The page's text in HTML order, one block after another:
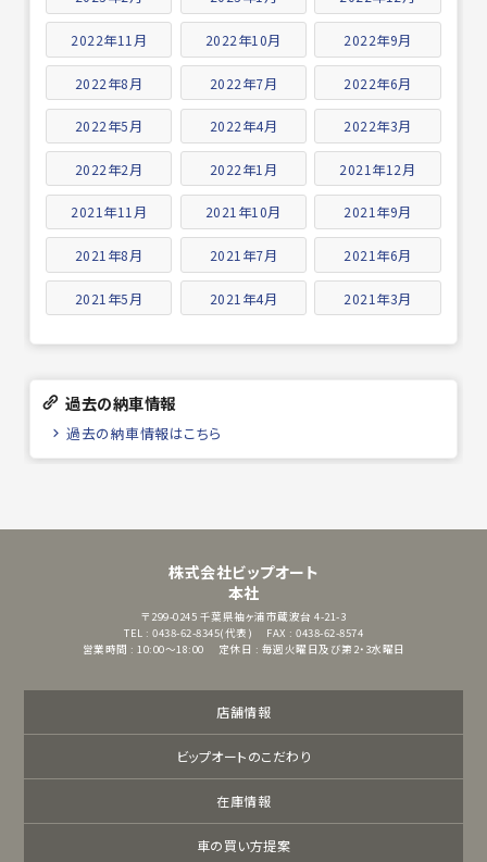
2022年11月 2022年10月 2022年9月
2022年8月 2022年7月 2022年6月
2022年5月 2022年4月 2022年3月
2022年2月 2022年1月 2021年12月
2021年11月 2021年10月 2021年9月
2021年8月 2021年7月 2021年6月
2021年5月 2021年4月 2021年3月
過去の納車情報
過去の納車情報はこちら
株式会社ビップオート
本社
〒299-0245 千葉県袖ヶ浦市蔵波台 4-21-3
TEL : 0438-62-8345(代表)
FAX : 0438-62-8574
営業時間 : 10:00～18:00
定休日 : 毎週火曜日及び第2・3水曜日
店舗情報
ビップオートのこだわり
在庫情報
車の買い方提案